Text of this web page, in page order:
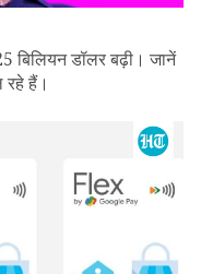
बिलियन डॉलर बढ़ी। जानें
हैं।